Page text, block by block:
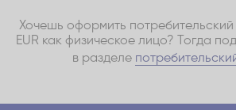
Хочешь оформить потребительский
EUR как физическое лицо? Тогда
в разделе